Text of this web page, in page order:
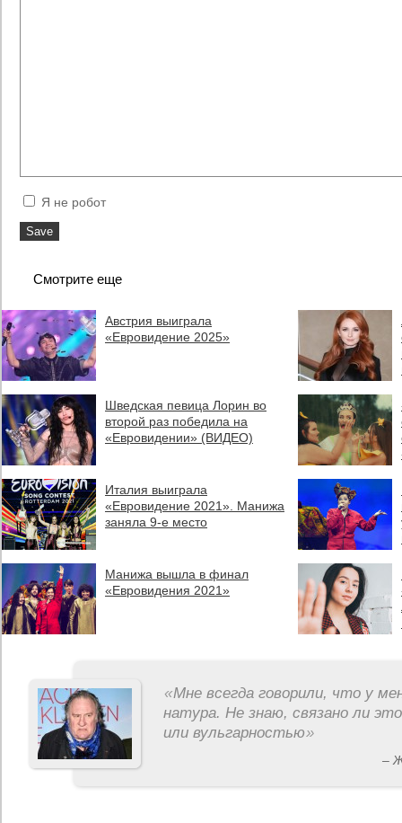
Я не робот
Смотрите еще
Австрия выиграла
«Евровидение 2025»
Шведская певица Лорин во
второй раз победила на
«Евровидении» (ВИДЕО)
Италия выиграла
«Евровидение 2021». Манижа
заняла 9-е место
Манижа вышла в финал
«Евровидения 2021»
«Мне всегда говорили, что у
натура. Не знаю, связано ли
или вульгарностью»
–